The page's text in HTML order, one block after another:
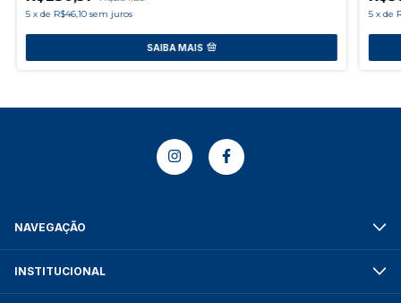
5 xde R$46,10 sem juros
SAIBA MAIS
5 xde
NAVEGAÇÃO
INSTITUCIONAL